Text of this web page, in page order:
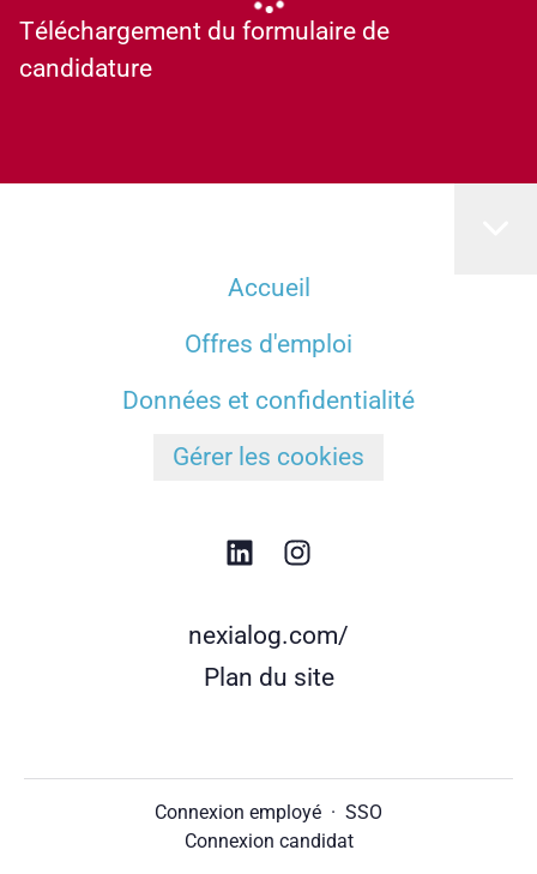
Téléchargement du formulaire de
candidature
Accueil
Offres d'emploi
Données et confidentialité
Gérer les cookies
nexialog.com/
Plan du site
Connexion employé · SSO
Connexion candidat